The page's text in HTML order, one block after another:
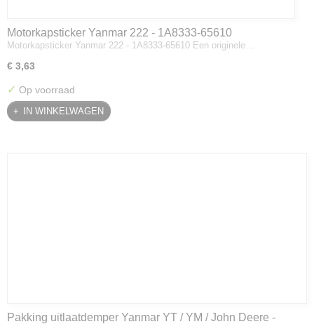
Motorkapsticker Yanmar 222 - 1A8333-65610
Motorkapsticker Yanmar 222 - 1A8333-65610 Een originele…
€ 3,63
✓ Op voorraad
IN WINKELWAGEN
Pakking uitlaatdemper Yanmar YT / YM / John Deere -